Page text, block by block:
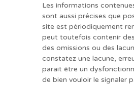
Les informations
sont aussi précises que
site est périodiquement
peut toutefois contenir
des omissions ou des
constatez une lacune,
parait être un
de bien vouloir le signaler